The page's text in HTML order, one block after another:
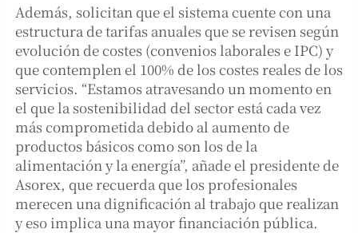
Además, solicitan que el sistema cuente con una
estructura de tarifas anuales que se revisen según
evolución de costes (convenios laborales e IPC) y
que contemplen el 100% de los costes reales de los
servicios. “Estamos atravesando un momento en
el que la sostenibilidad del sector está cada vez
más comprometida debido al aumento de
productos básicos como son los de la
alimentación y la energía”, añade el presidente de
Asorex, que recuerda que los profesionales
merecen una dignificación al trabajo que realizan
y eso implica una mayor financiación pública.